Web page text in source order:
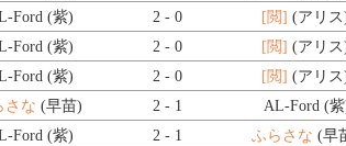
Ford (紫) 2 - 0 [閲] (アリス
Ford (紫) 2 - 0 [閲] (アリス
Ford (紫) 2 - 0 [閲] (アリス
さな (早苗) 2 - 1 AL-Ford (
Ford (紫) 2 - 1 ふらさな (早